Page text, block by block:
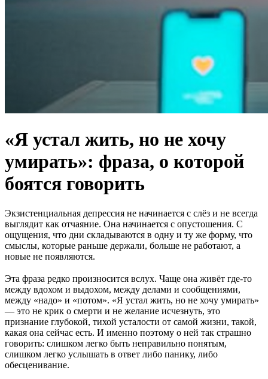
«Я устал жить, но не хочу
умирать»: фраза, о которой
боятся говорить
Экзистенциальная депрессия не начинается с слёз и не всегда
выглядит как отчаяние. Она начинается с опустошения. С
ощущения, что дни складываются в одну и ту же форму, что
смыслы, которые раньше держали, больше не работают, а
новые не появляются.
Эта фраза редко произносится вслух. Чаще она живёт где-то
между вдохом и выдохом, между делами и сообщениями,
между «надо» и «потом». «Я устал жить, но не хочу умирать»
— это не крик о смерти и не желание исчезнуть, это
признание глубокой, тихой усталости от самой жизни, такой,
какая она сейчас есть. И именно поэтому о ней так страшно
говорить: слишком легко быть неправильно понятым,
слишком легко услышать в ответ либо панику, либо
обесценивание.